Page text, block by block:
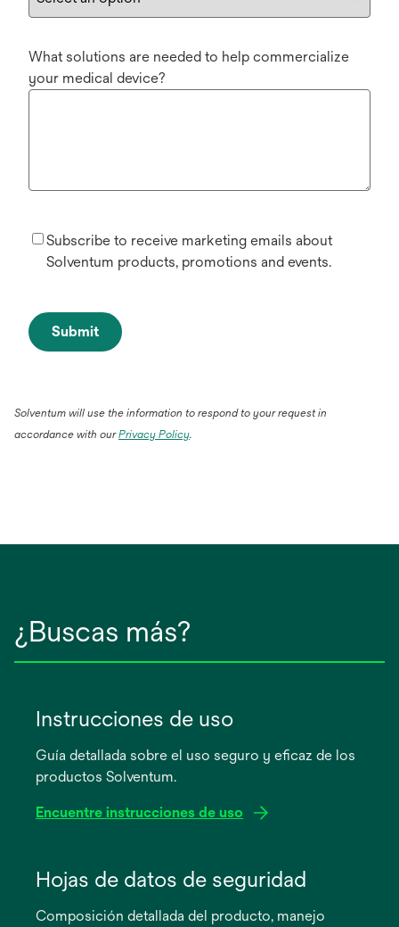
What solutions are needed to help commercialize
your medical device?
Subscribe to receive marketing emails about
Solventum products, promotions and events.
Submit
Solventum will use the information to respond to your request in
accordance with ourPrivacy Policy.
¿Buscas más?
Instrucciones de uso
Guía detallada sobre el uso seguro y eficaz de los
productos Solventum.
Encuentre instrucciones de uso
abreHojas de datos de seguridad
Composición detallada del producto, manejo